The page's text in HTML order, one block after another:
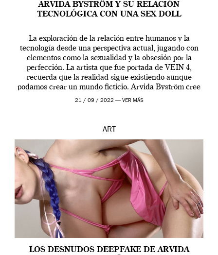
ARVIDA BYSTRÖM Y SU RELACIÓN
TECNOLÓGICA CON UNA SEX DOLL
La exploración de la relación entre humanos y la
tecnología desde una perspectiva actual, jugando con
elementos como la sexualidad y la obsesión por la
perfección. La artista que fue portada de VEIN 4,
recuerda que la realidad sigue existiendo aunque
podamos crear un mundo ficticio. Arvida Byström cree
que los humanos tienen un complejo […]
21 / 09 / 2022 — VER MÁS
ART
LOS DESNUDOS DEEPFAKE DE ARVIDA